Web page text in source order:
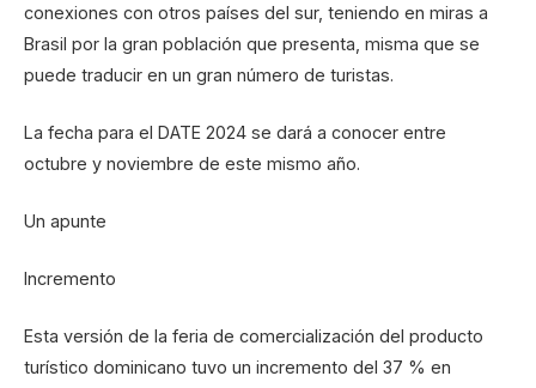
conexiones con otros países del sur, teniendo en miras a
Brasil por la gran población que presenta, misma que se
puede traducir en un gran número de turistas.
La fecha para el DATE 2024 se dará a conocer entre
octubre y noviembre de este mismo año.
Un apunte
Incremento
Esta versión de la feria de comercialización del producto
turístico dominicano tuvo un incremento del 37 % en